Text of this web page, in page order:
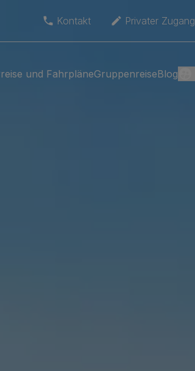
Kontakt Privater Zugang
und FahrpläneGruppenreiseBlog